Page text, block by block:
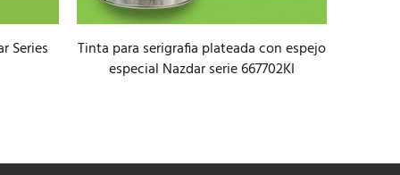
Series
Tinta para serigrafia plateada con espejo
especial Nazdar serie 667702KI